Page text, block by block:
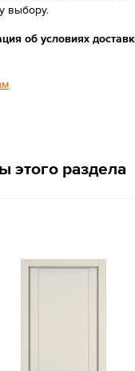
выбору.
об условиях
этого раздела